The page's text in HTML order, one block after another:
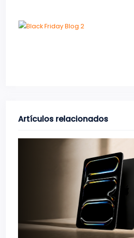
Artículos relacionados